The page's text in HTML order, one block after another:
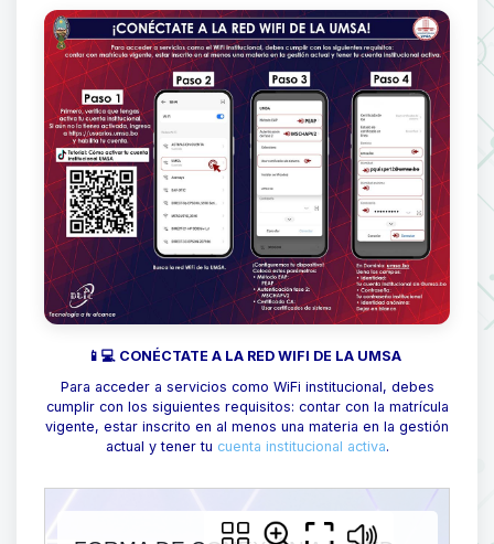
📱💻 CONÉCTATE A LA RED WIFI DE LA UMSA
Para acceder a servicios como WiFi institucional, debes
cumplir con los siguientes requisitos: contar con la matrícula
vigente, estar inscrito en al menos una materia en la gestión
actual y tener tu cuenta institucional activa.